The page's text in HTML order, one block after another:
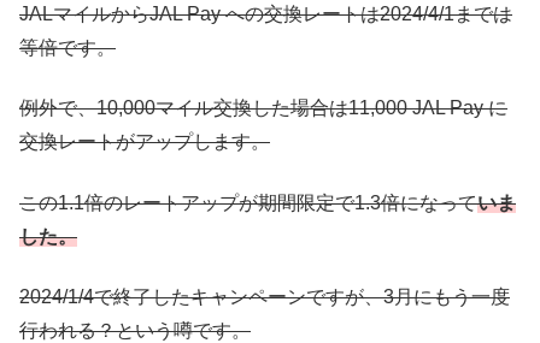
JALマイルからJAL Pay への交換レートは2024/4/1までは
等倍です。
例外で、10,000マイル交換した場合は11,000 JAL Pay に
交換レートがアップします。
この1.1倍のレートアップが期間限定で1.3倍になっていま
した。
2024/1/4で終了したキャンペーンですが、3月にもう一度
行われる？という噂です。